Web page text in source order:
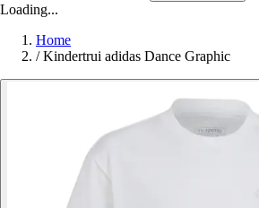
Loading...
Home
/ Kindertrui adidas Dance Graphic